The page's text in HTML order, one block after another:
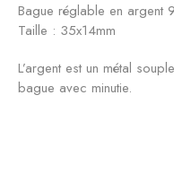
Bague réglable en argent
Taille : 35x14mm
L’argent est un métal
bague avec minutie.